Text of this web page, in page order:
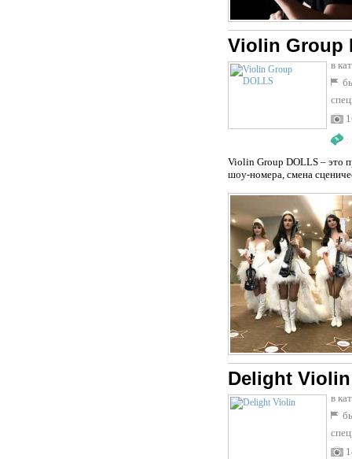
Violin Group
в
:
Violin Group DOLLS – это
шоу-номера, смена
Delight Violin
в